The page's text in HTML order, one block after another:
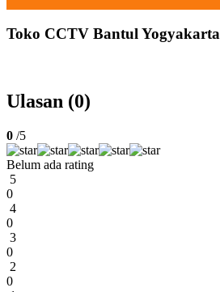
Toko CCTV Bantul Yogyakarta
Ulasan (0)
0 /5
Belum ada rating
5
0
4
0
3
0
2
0